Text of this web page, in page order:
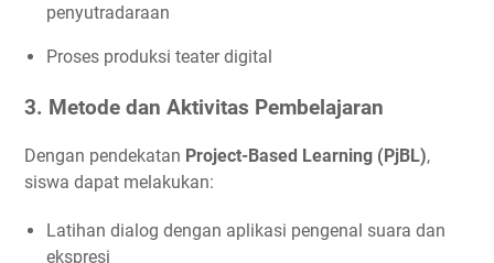
penyutradaraan
Proses produksi teater digital
3. Metode dan Aktivitas Pembelajaran
Dengan pendekatan Project-Based Learning (PjBL),
siswa dapat melakukan:
Latihan dialog dengan aplikasi pengenal suara dan
ekspresi